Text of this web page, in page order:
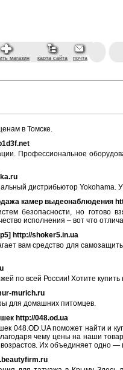
магазин карта сайта почта
в Томске.
Профессиональное
дистрибьютор
камер выдеонаблюдения
безопасности, но готово
исполнения – вот что
http://shoker5.in.ua
вам средство для
по всей России! Хотите купить
murich.ru
для домашних питомцев.
http://048.od.ua
048.OD.UA поможет найти
чему цены на наши
Их объединяет одно —